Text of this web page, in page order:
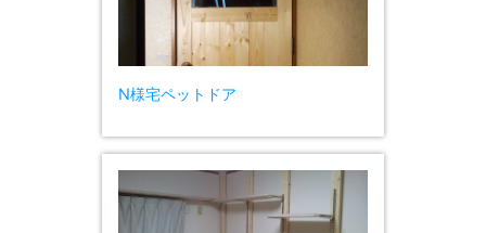
N様宅ペットドア